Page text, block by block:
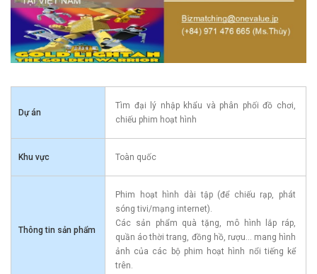
Dự án
Tìm đại lý nhập khẩu và phân phối đồ chơi,
chiếu phim hoạt hình
Khu vực Toàn quốc
Thông tin sản phẩm
Phim hoạt hình dài tập (để chiếu rạp, phát
sóng tivi/mạng internet).
Các sản phẩm quà tặng, mô hình lắp ráp,
quần áo thời trang, đồng hồ, rượu... mang hình
ảnh của các bộ phim hoạt hình nổi tiếng kể
trên.